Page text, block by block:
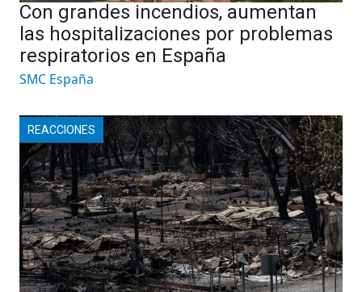
Con grandes incendios, aumentan
las hospitalizaciones por problemas
respiratorios en España
SMC España
REACCIONES